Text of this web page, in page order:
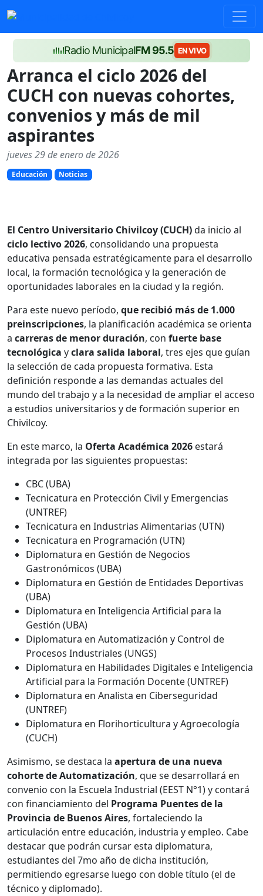
Radio MunicipalFM 95.5 EN VIVO
Arranca el ciclo 2026 del
CUCH con nuevas cohortes,
convenios y más de mil
aspirantes
jueves 29 de enero de 2026
Educación Noticias
El Centro Universitario Chivilcoy (CUCH)da inicio al
ciclo lectivo 2026, consolidando una propuesta
educativa pensada estratégicamente para el desarrollo
local, la formación tecnológica y la generación de
oportunidades laborales en la ciudad y la región.
Para este nuevo período, que recibió más de 1.000
preinscripciones, la planificación académica se orienta
a carreras de menor duración, con fuerte base
tecnológica yclara salida laboral, tres ejes que guían
la selección de cada propuesta formativa. Esta
definición responde a las demandas actuales del
mundo del trabajo y a la necesidad de ampliar el acceso
a estudios universitarios y de formación superior en
Chivilcoy.
En este marco, la Oferta Académica 2026 estará
integrada por las siguientes propuestas:
CBC (UBA)
Tecnicatura en Protección Civil y Emergencias
(UNTREF)
Tecnicatura en Industrias Alimentarias (UTN)
Tecnicatura en Programación (UTN)
Diplomatura en Gestión de Negocios
Gastronómicos (UBA)
Diplomatura en Gestión de Entidades Deportivas
(UBA)
Diplomatura en Inteligencia Artificial para la
Gestión (UBA)
Diplomatura en Automatización y Control de
Procesos Industriales (UNGS)
Diplomatura en Habilidades Digitales e Inteligencia
Artificial para la Formación Docente (UNTREF)
Diplomatura en Analista en Ciberseguridad
(UNTREF)
Diplomatura en Florihorticultura y Agroecología
(CUCH)
Asimismo, se destaca la apertura de una nueva
cohorte de Automatización, que se desarrollará en
convenio con la Escuela Industrial (EEST N°1) y contará
con financiamiento del Programa Puentes de la
Provincia de Buenos Aires, fortaleciendo la
articulación entre educación, industria y empleo. Cabe
destacar que podrán cursar esta diplomatura,
estudiantes del 7mo año de dicha institución,
permitiendo egresarse luego con doble título (el de
técnico y diplomado).